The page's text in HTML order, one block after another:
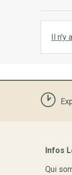
Il n'y
Infos
Qui